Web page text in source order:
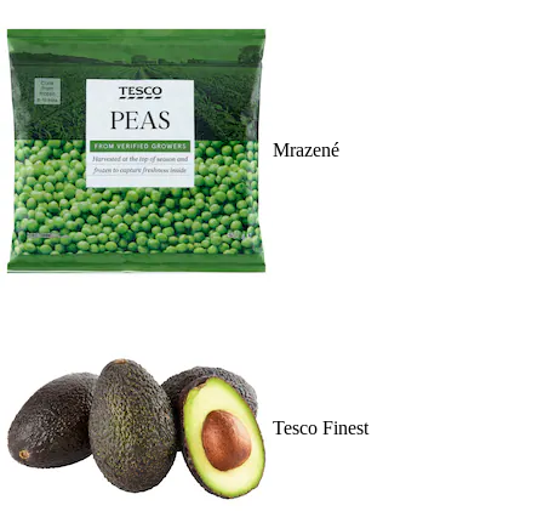
Mrazené
Tesco Finest